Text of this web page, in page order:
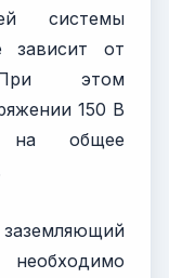
системы
зависит от
этом
150 В
на общее